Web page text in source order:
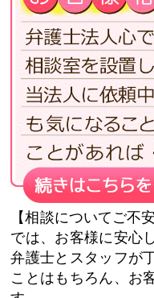
【相談についてご不
では、お客様に安心
弁護士とスタッフが
ことはもちろん、お